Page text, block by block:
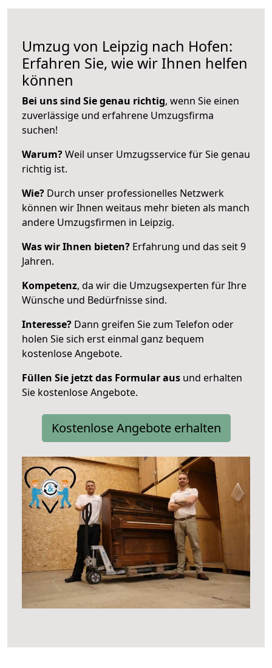
Umzug von Leipzig nach Hofen:
Erfahren Sie, wie wir Ihnen helfen
können
Bei uns sind Sie genau richtig, wenn Sie einen
zuverlässige und erfahrene Umzugsfirma
suchen!
Warum?Weil unser Umzugsservice für Sie genau
richtig ist.
Wie? Durch unser professionelles Netzwerk
können wir Ihnen weitaus mehr bieten als manch
andere Umzugsfirmen in Leipzig.
Was wir Ihnen bieten? Erfahrung und das seit 9
Jahren.
Kompetenz, da wir die Umzugsexperten für Ihre
Wünsche und Bedürfnisse sind.
Interesse? Dann greifen Sie zum Telefon oder
holen Sie sich erst einmal ganz bequem
kostenlose Angebote.
Füllen Sie jetzt das Formular aus und erhalten
Sie kostenlose Angebote.
Kostenlose Angebote erhalten